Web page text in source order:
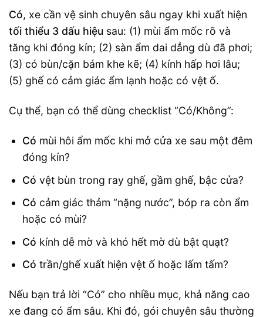
Có, xe cần vệ sinh chuyên sâu ngay khi xuất hiện
tối thiểu 3 dấu hiệu sau: (1) mùi ẩm mốc rõ và
tăng khi đóng kín; (2) sàn ẩm dai dẳng dù đã phơi;
(3) có bùn/cặn bám khe kẽ; (4) kính hấp hơi lâu;
(5) ghế có cảm giác ẩm lạnh hoặc có vệt ố.
Cụ thể, bạn có thể dùng checklist “Có/Không”:
Có mùi hôi ẩm mốc khi mở cửa xe sau một đêm
đóng kín?
Có vệt bùn trong ray ghế, gầm ghế, bậc cửa?
Có cảm giác thảm “nặng nước”, bóp ra còn ẩm
hoặc có mùi?
Có kính dễ mờ và khó hết mờ dù bật quạt?
Có trần/ghế xuất hiện vệt ố hoặc lấm tấm?
Nếu bạn trả lời “Có” cho nhiều mục, khả năng cao
xe đang có ẩm sâu. Khi đó, gói chuyên sâu thường